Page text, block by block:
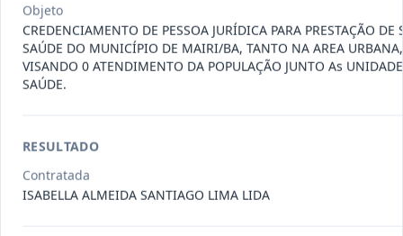
Termo
Inicial
Situação : Encerrado Data :04/08/2026 Ver detalhes
010-
2023
Termo
Constitui o objeto do presente
Objeto
CREDENCIAMENTO DE PESSOA JURÍDICA PARA PRESTAÇÃO DE
SAÚDE DO MUNICÍPIO DE MAIRI/BA, TANTO NA AREA
VISANDO 0 ATENDIMENTO DA POPULAÇÃO JUNTO As
SAÚDE.
RESULTADO
Contratada
ISABELLA ALMEIDA SANTIAGO LIMA LIDA